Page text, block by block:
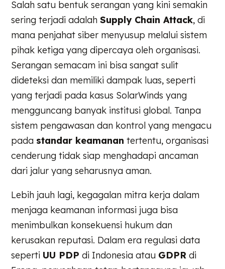
Salah satu bentuk serangan yang kini semakin
sering terjadi adalahSupply Chain Attack, di
mana penjahat siber menyusup melalui sistem
pihak ketiga yang dipercaya oleh organisasi.
Serangan semacam ini bisa sangat sulit
dideteksi dan memiliki dampak luas, seperti
yang terjadi pada kasus SolarWinds yang
mengguncang banyak institusi global. Tanpa
sistem pengawasan dan kontrol yang mengacu
pada standar keamanan tertentu, organisasi
cenderung tidak siap menghadapi ancaman
dari jalur yang seharusnya aman.
Lebih jauh lagi, kegagalan mitra kerja dalam
menjaga keamanan informasi juga bisa
menimbulkan konsekuensi hukum dan
kerusakan reputasi. Dalam era regulasi data
seperti UU PDP di Indonesia atau GDPR di